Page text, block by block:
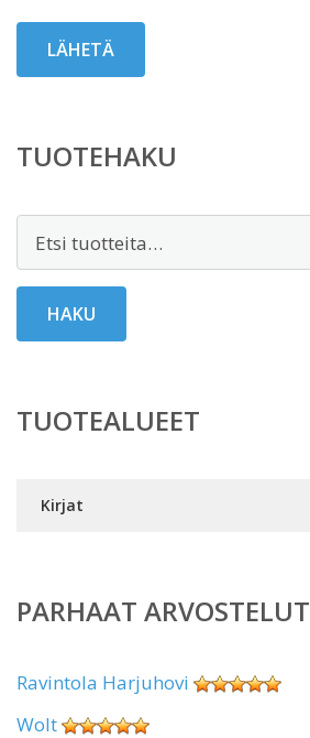
TUOTEHAKU
HAKU
TUOTEALUEET
Kirjat
PARHAAT ARVOSTELUT
Ravintola Harjuhovi
Wolt